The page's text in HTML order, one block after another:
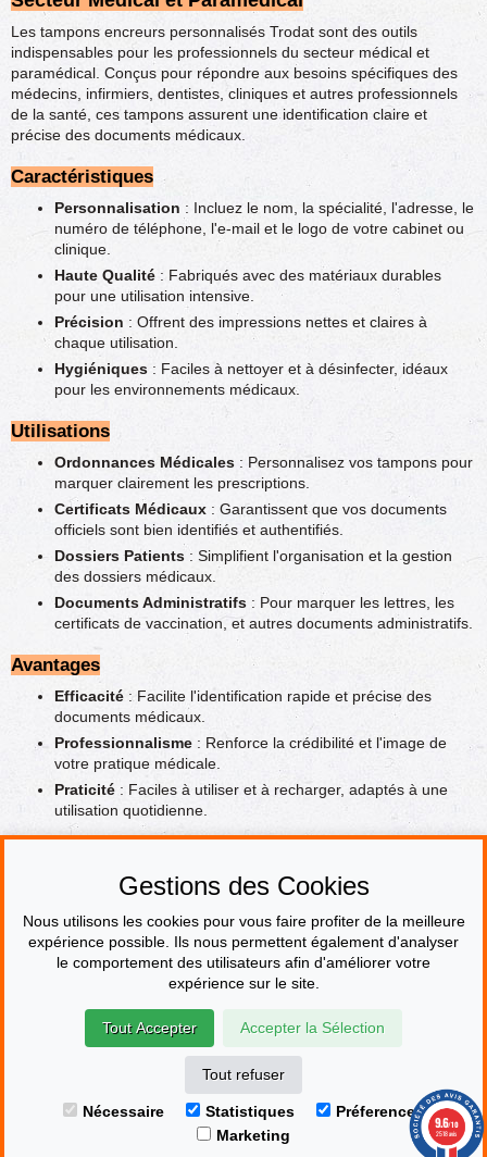
Les tampons encreurs personnalisés Trodat sont des outils
indispensables pour les professionnels du secteur médical et
paramédical. Conçus pour répondre aux besoins spécifiques des
médecins, infirmiers, dentistes, cliniques et autres professionnels
de la santé, ces tampons assurent une identification claire et
précise des documents médicaux.
Caractéristiques
Personnalisation : Incluez le nom, la spécialité, l'adresse, le
numéro de téléphone, l'e-mail et le logo de votre cabinet ou
clinique.
Haute Qualité : Fabriqués avec des matériaux durables
pour une utilisation intensive.
Précision : Offrent des impressions nettes et claires à
chaque utilisation.
Hygiéniques : Faciles à nettoyer et à désinfecter, idéaux
pour les environnements médicaux.
Utilisations
Ordonnances Médicales : Personnalisez vos tampons pour
marquer clairement les prescriptions.
Certificats Médicaux : Garantissent que vos documents
officiels sont bien identifiés et authentifiés.
Dossiers Patients : Simplifient l'organisation et la gestion
des dossiers médicaux.
Documents Administratifs : Pour marquer les lettres, les
certificats de vaccination, et autres documents administratifs.
Avantages
Efficacité : Facilite l'identification rapide et précise des
documents médicaux.
Professionnalisme : Renforce la crédibilité et l'image de
votre pratique médicale.
Praticité : Faciles à utiliser et à recharger, adaptés à une
utilisation quotidienne.
Adoptez lestampons encreurs personnalisés Trodat pour le
afficher un professionnalisme irréprochable dans toutes vos
PAIEMENT SÉCURISÉ
© Le fabricant de Tampons Contact
Mentions légales
Devenir revendeur
Marchand approuvé par la Société des Avis Garantis,
cliquez ici pour
afficher l'attestation.
Gestion des cookies
Gestions des Cookies
Nous utilisons les cookies pour vous faire profiter de la meilleure
expérience possible. Ils nous permettent également d'analyser
le comportement des utilisateurs afin d'améliorer votre
expérience sur le site.
Tout Accepter Accepter la Sélection
Tout refuser
Nécessaire Statistiques
Préferences
Marketing
9.6/10
2518 avis